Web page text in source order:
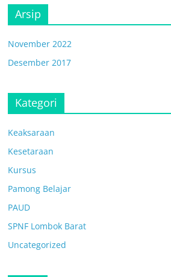
Arsip
November 2022
Desember 2017
Kategori
Keaksaraan
Kesetaraan
Kursus
Pamong Belajar
PAUD
SPNF Lombok Barat
Uncategorized